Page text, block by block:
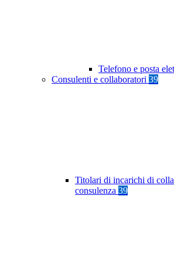
Telefono e posta
Consulenti e collaboratori 39
Titolari di incarichi di
consulenza 39